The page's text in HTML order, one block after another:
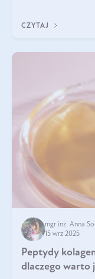
wysokiej jakości
CZYTAJ
mgr inż. Anna
15 wrz 2025
Peptydy
dlaczego warto